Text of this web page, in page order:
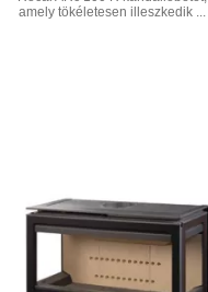
amely tökéletesen illeszkedik ...